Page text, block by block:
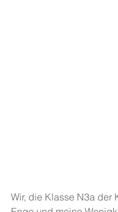
Wir, die Klasse N3a der